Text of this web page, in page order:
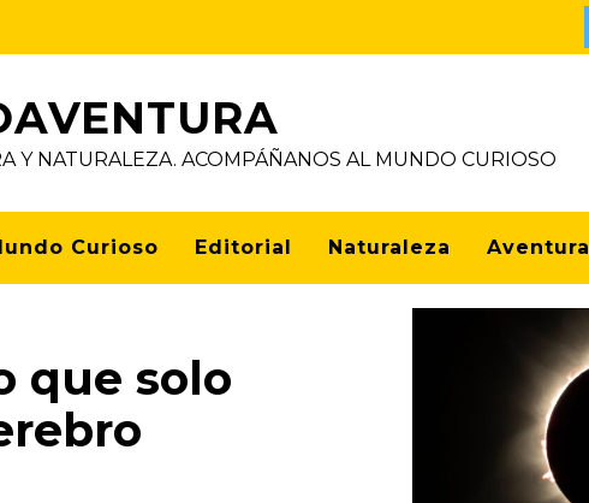
Y NATURALEZA. ACOMPÁÑANOS AL MUNDO CURIOSO
Curioso Editorial Naturaleza Aventura
que solo